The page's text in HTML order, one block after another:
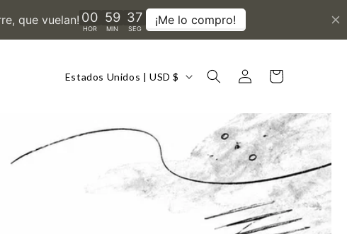
Estados Unidos | USD $
Iniciar
sesión
Carrito